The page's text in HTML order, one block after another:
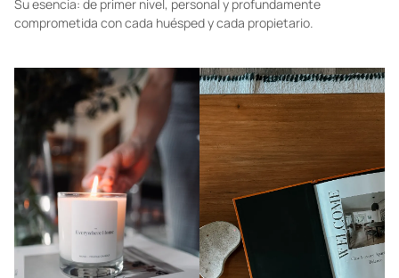
Su esencia: de primer nivel, personal y profundamente
comprometida con cada huésped y cada propietario.